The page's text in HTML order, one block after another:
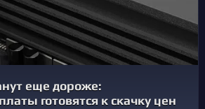
еще дороже:
готовятся к скачку цен